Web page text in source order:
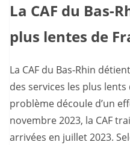
La CAF du Bas-
plus lentes de
La CAF du Bas-Rhin
des services les plus lents
problème découle d’un
novembre 2023, la CAF
arrivées en juillet 2023.